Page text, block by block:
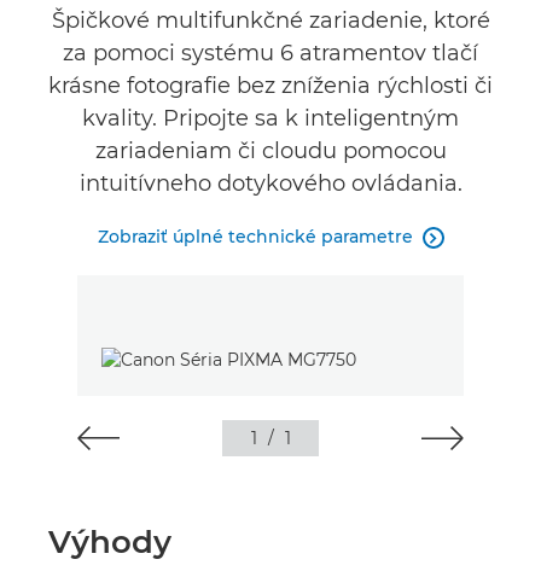
KÚPIŤ ATRAMENT
Špičkové multifunkčné zariadenie, ktoré
za pomoci systému 6 atramentov tlačí
krásne fotografie bez zníženia rýchlosti či
kvality. Pripojte sa k inteligentným
zariadeniam či cloudu pomocou
intuitívneho dotykového ovládania.
Zobraziť úplné technické parametre 
1 / 1
Výhody